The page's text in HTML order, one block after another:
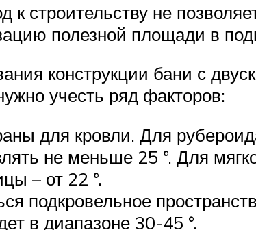
строительству не
полезной площади в
конструкции бани с
учесть ряд факторов:
для кровли. Для
не меньше 25 °. Для
– от 22 °.
подкровельное
в диапазоне 30-45 °.